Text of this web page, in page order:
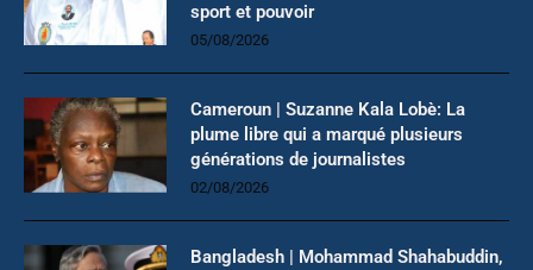
sport et pouvoir
05/08/2026
Cameroun | Suzanne Kala Lobè: La
plume libre qui a marqué plusieurs
générations de journalistes
02/08/2026
Bangladesh | Mohammad Shahabuddin,